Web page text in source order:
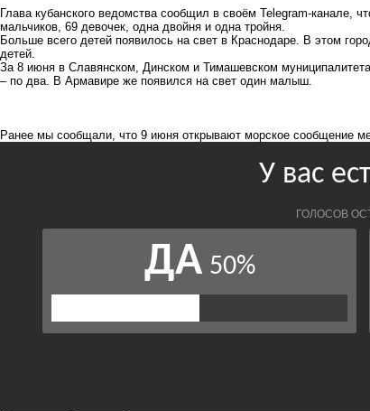
Глава кубанского ведомства сообщил в своём Telegram-канале,
мальчиков, 69 девочек, одна двойня и одна тройня.
Больше всего детей появилось на свет в Краснодаре. В этом
детей.
За 8 июня в Славянском, Динском и Тимашевском
– по два. В Армавире же появился на свет один малыш.
Ранее мы сообщали, что 9 июня открывают морское сообщение